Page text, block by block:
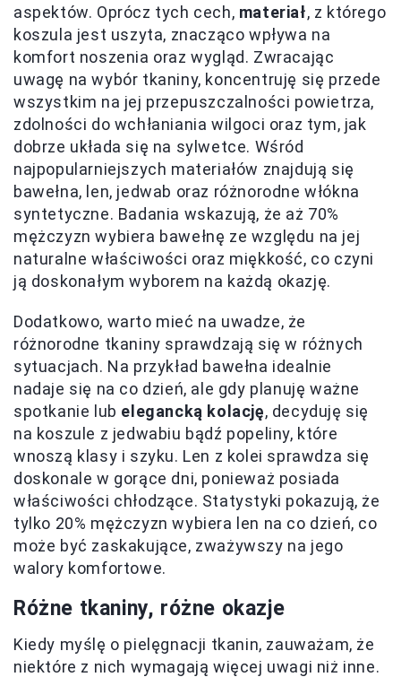
aspektów. Oprócz tych cech, materiał, z którego
koszula jest uszyta, znacząco wpływa na
komfort noszenia oraz wygląd. Zwracając
uwagę na wybór tkaniny, koncentruję się przede
wszystkim na jej przepuszczalności powietrza,
zdolności do wchłaniania wilgoci oraz tym, jak
dobrze układa się na sylwetce. Wśród
najpopularniejszych materiałów znajdują się
bawełna, len, jedwab oraz różnorodne włókna
syntetyczne. Badania wskazują, że aż 70%
mężczyzn wybiera bawełnę ze względu na jej
naturalne właściwości oraz miękkość, co czyni
ją doskonałym wyborem na każdą okazję.
Dodatkowo, warto mieć na uwadze, że
różnorodne tkaniny sprawdzają się w różnych
sytuacjach. Na przykład bawełna idealnie
nadaje się na co dzień, ale gdy planuję ważne
spotkanie lub elegancką kolację, decyduję się
na koszule z jedwabiu bądź popeliny, które
wnoszą klasy i szyku. Len z kolei sprawdza się
doskonale w gorące dni, ponieważ posiada
właściwości chłodzące. Statystyki pokazują, że
tylko 20% mężczyzn wybiera len na co dzień, co
może być zaskakujące, zważywszy na jego
walory komfortowe.
Różne tkaniny, różne okazje
Kiedy myślę o pielęgnacji tkanin, zauważam, że
niektóre z nich wymagają więcej uwagi niż inne.